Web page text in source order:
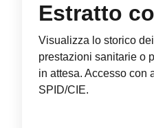
Estratto
Visualizza lo storico
prestazioni sanitarie o
in attesa. Accesso con
SPID/CIE.